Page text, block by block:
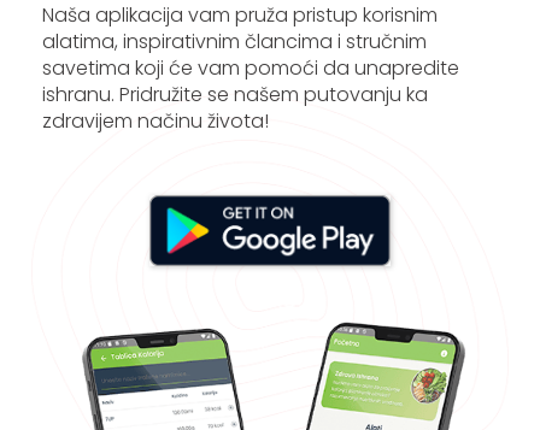
Naša aplikacija vam pruža pristup korisnim
alatima, inspirativnim člancima i stručnim
savetima koji će vam pomoći da unapredite
ishranu. Pridružite se našem putovanju ka
zdravijem načinu života!